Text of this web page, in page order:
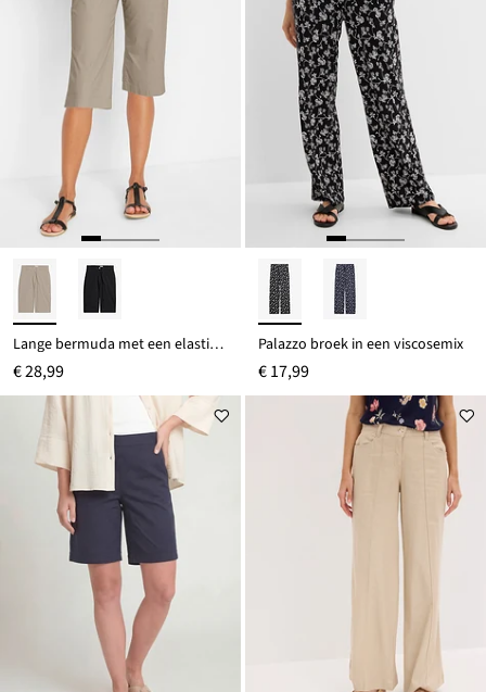
Lange bermuda met een elastische tailleband
€ 28,99
Palazzo broek in een viscosemix
€ 17,99